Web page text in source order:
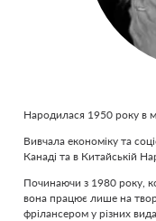
Народилася 1950 року в
Вивчала економіку та
Канаді та в Китайській
Починаючи з 1980 року,
вона працює лише на
фрілансером у різних